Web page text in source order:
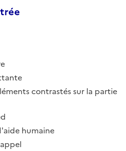
contrastés sur la partie
humaine